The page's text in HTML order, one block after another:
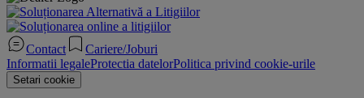
Contact
Cariere/Joburi
Informatii legaleProtectia datelorPolitica privind cookie-urile
Setari cookie